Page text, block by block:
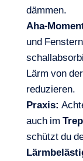
dämmen.
Aha-
und
Lärm von der
reduzieren.
Praxis:
auch im
schützt du